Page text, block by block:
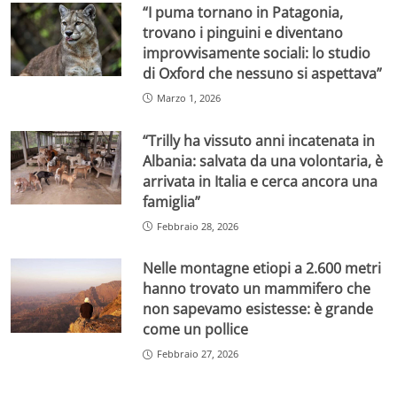
“I puma tornano in Patagonia,
trovano i pinguini e diventano
improvvisamente sociali: lo studio
di Oxford che nessuno si aspettava”
Marzo 1, 2026
“Trilly ha vissuto anni incatenata in
Albania: salvata da una volontaria, è
arrivata in Italia e cerca ancora una
famiglia”
Febbraio 28, 2026
Nelle montagne etiopi a 2.600 metri
hanno trovato un mammifero che
non sapevamo esistesse: è grande
come un pollice
Febbraio 27, 2026